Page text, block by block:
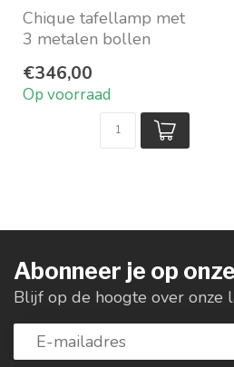
Chique tafellamp met
3 metalen bollen
Maat zonder kap: ø...
€346,00
Op voorraad
Abonneer je op
Blijf op de hoogte over onze